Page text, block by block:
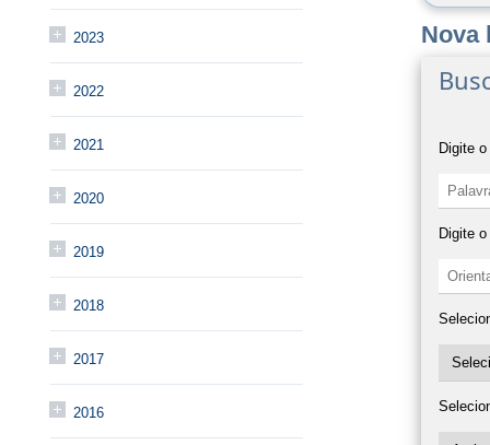
2023
2022
2021
2020
2019
2018
2017
2016
Nova
Digite
Digite